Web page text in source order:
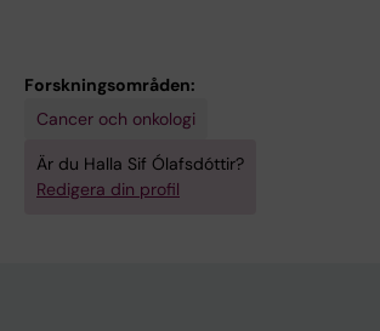
Forskningsområden:
Cancer och onkologi
Är du Halla Sif Ólafsdóttir?
Redigera din profil